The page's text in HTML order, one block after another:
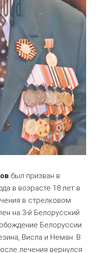
был призван в
в возрасте 18 лет в
в стрелковом
на 3-й Белорусский
Белоруссии
Висла и Неман. В
лечения вернулся